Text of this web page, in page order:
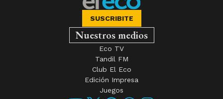
SUSCRIBITE
Nuestros medios
Eco TV
Tandil FM
Club El Eco
Edición Impresa
Juegos